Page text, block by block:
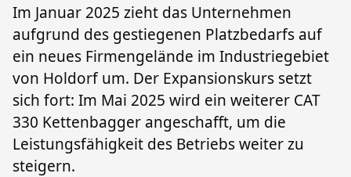
Im Januar 2025 zieht das Unternehmen
aufgrund des gestiegenen Platzbedarfs auf
ein neues Firmengelände im Industriegebiet
von Holdorf um. Der Expansionskurs setzt
sich fort: Im Mai 2025 wird ein weiterer CAT
330 Kettenbagger angeschafft, um die
Leistungsfähigkeit des Betriebs weiter zu
steigern.